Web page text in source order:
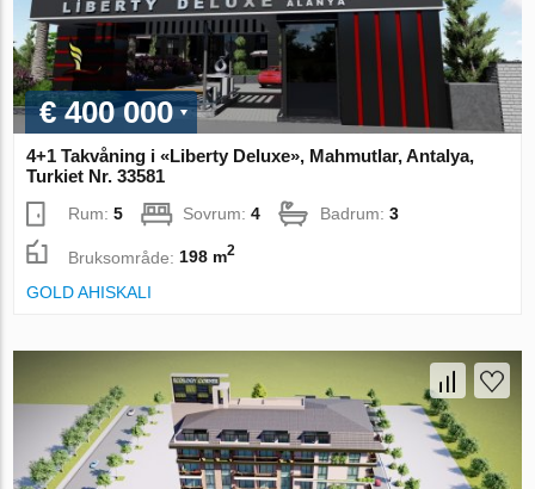
€ 400 000
4+1 Takvåning i «Liberty Deluxe», Mahmutlar, Antalya,
Turkiet Nr. 33581
Rum:5 Sovrum:4 Badrum:3
Bruksområde: 198 m2
GOLD AHISKALI